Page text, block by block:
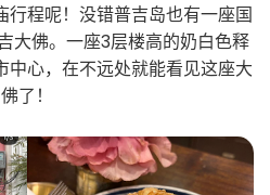
行程呢！没错普吉岛也有一座国
大佛。一座3层楼高的奶白色释
中心，在不远处就能看见这座大
佛了！